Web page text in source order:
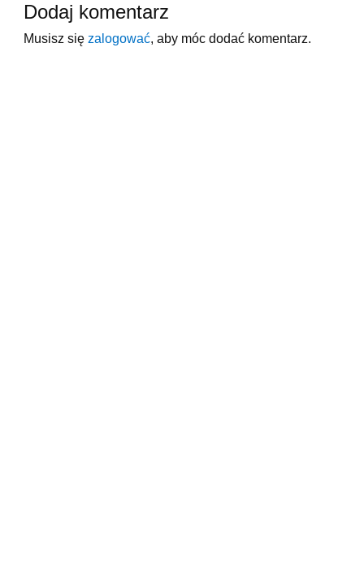
Dodaj komentarz
Musisz się zalogować , aby móc dodać komentarz.